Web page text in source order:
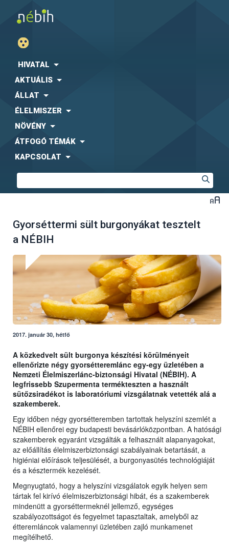
HIVATAL
AKTUÁLIS
ÁLLAT
ÉLELMISZER
NÖVÉNY
ÁTFOGÓ TÉMÁK
KAPCSOLAT
Gyorséttermi sült burgonyákat tesztelt
a NÉBIH
2017. január 30, hétfő
A közkedvelt sült burgonya készítési körülményeit
ellenőrizte négy gyorsétteremlánc egy-egy üzletében a
Nemzeti Élelmiszerlánc-biztonsági Hivatal (NÉBIH). A
legfrissebb Szupermenta termékteszten a használt
sütőzsiradékot is laboratóriumi vizsgálatnak vetették alá a
szakemberek.
Egy időben négy gyorsétteremben tartottak helyszíni szemlét a
NÉBIH ellenőrei egy budapesti bevásárlóközpontban. A hatósági
szakemberek egyaránt vizsgálták a felhasznált alapanyagokat,
az előállítás élelmiszerbiztonsági szabályainak betartását, a
higiéniai előírások teljesülését, a burgonyasütés technológiáját
és a késztermék kezelését.
Megnyugtató, hogy a helyszíni vizsgálatok egyik helyen sem
tártak fel kirívó élelmiszerbiztonsági hibát, és a szakemberek
mindenütt a gyorséttermeknél jellemző, egységes
szabályozottságot és fegyelmet tapasztaltak, amelyből az
étteremláncok valamennyi üzletében zajló munkamenet
megítélhető.